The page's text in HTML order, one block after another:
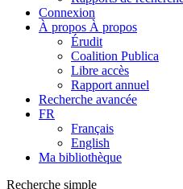
Connexion
À propos À propos
Érudit
Coalition Publica
Libre accès
Rapport annuel
Recherche avancée
FR
Français
English
Ma bibliothèque
Recherche simple